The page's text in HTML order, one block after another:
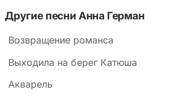
Другие песни Анна Герман
Возвращение романса
Выходила на берег Катюша
Акварель